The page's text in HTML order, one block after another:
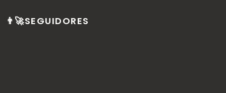
👨‍🚀SEGUIDORES